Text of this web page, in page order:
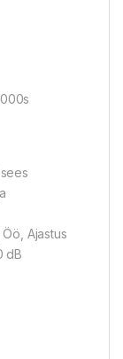
Ajastus
dB